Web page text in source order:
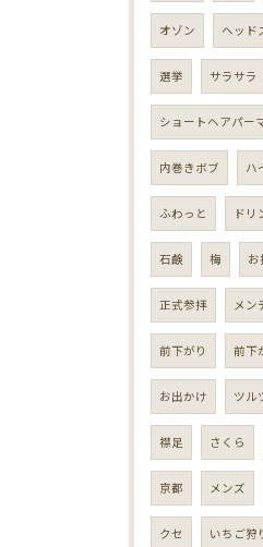
オゾン ヘッド
選挙 サラサラ
ショートヘアパー
内巻きボブ ハ
ふわっと ドリ
石鹸 梅 お
正式参拝 メン
前下がり 前下
お出かけ ツル
襟足 さくら
京都 メンズ
クセ いちご狩